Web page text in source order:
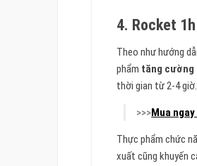
4. Rocket
Theo như hướng
phẩm tăng cường
thời gian từ 2-4 giờ.
>>>Mua
Thực phẩm chức
xuất cũng khuyến